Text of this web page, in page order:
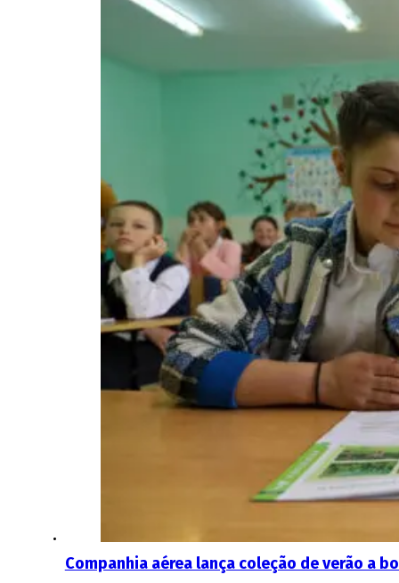
Companhia aérea lança coleção de verão a